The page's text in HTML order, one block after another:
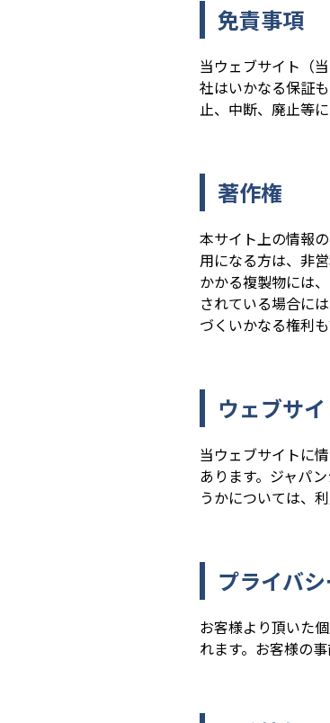
免責事項
当ウェブサイト（
社はいかなる保証
止、中断、廃止等
著作権
本サイト上の情報
用になる方は、非
かかる複製物には
されている場合に
づくいかなる権利
ウェブサイ
当ウェブサイトに
あります。ジャパ
うかについては、
プライバ
お客様より頂いた
れます。お客様の